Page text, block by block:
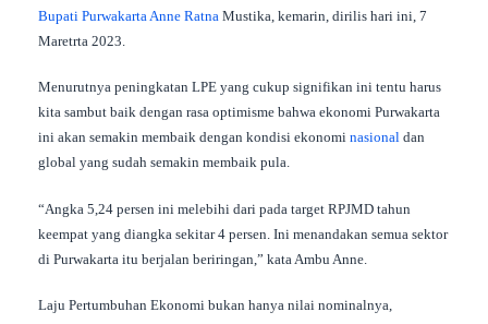
Bupati Purwakarta Anne Ratna Mustika, kemarin, dirilis hari ini, 7
Maretrta 2023.
Menurutnya peningkatan LPE yang cukup signifikan ini tentu harus
kita sambut baik dengan rasa optimisme bahwa ekonomi Purwakarta
ini akan semakin membaik dengan kondisi ekonomi nasional dan
global yang sudah semakin membaik pula.
“Angka 5,24 persen ini melebihi dari pada target RPJMD tahun
keempat yang diangka sekitar 4 persen. Ini menandakan semua sektor
di Purwakarta itu berjalan beriringan,” kata Ambu Anne.
Laju Pertumbuhan Ekonomi bukan hanya nilai nominalnya,